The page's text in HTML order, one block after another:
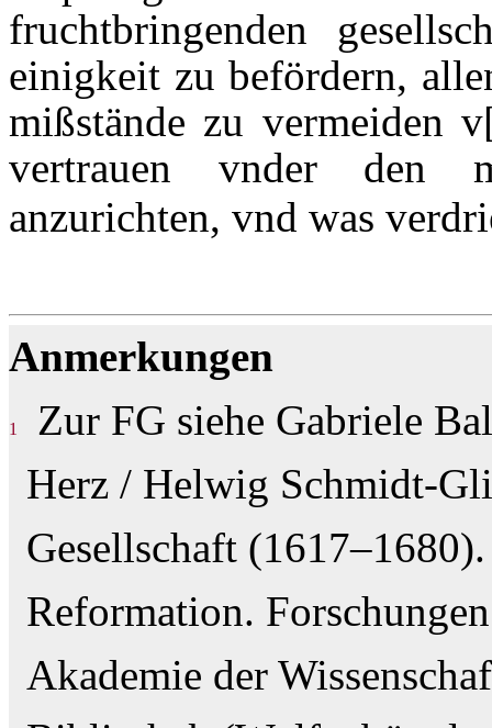
fruchtbringenden
einigkeit zu befördern,
mißstände zu vermeiden
vertrauen vnder den
anzurichten, vnd was
Anmerkungen
1
Zur FG siehe Gabriele
Herz / Helwig Schmidt-
Gesellschaft
Reformation.
Akademie der